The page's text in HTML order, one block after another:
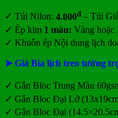
✓ Túi Nilon: 4.000đ – Túi
✓ Ép kim 1 màu: Vàng hoặc
✓ Khuôn ép Nội dung lịch
➤ Giá Bìa lịch treo tường
✓ Gắn Bloc Trung Màu
✓ Gắn Bloc Đại Lở
✓ Gắn Bloc Đại